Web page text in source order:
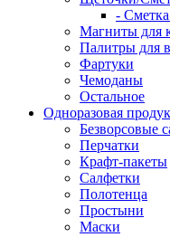
-
Магниты для
Палитры для
Фартуки
Чемоданы
Остальное
Одноразовая
Безворсовые
Перчатки
Крафт-пакеты
Салфетки
Полотенца
Простыни
Маски